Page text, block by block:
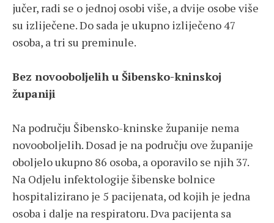
jučer, radi se o jednoj osobi više, a dvije osobe više
su izliječene. Do sada je ukupno izliječeno 47
osoba, a tri su preminule.
Bez novooboljelih u Šibensko-kninskoj
županiji
Na području Šibensko-kninske županije nema
novooboljelih. Dosad je na području ove županije
oboljelo ukupno 86 osoba, a oporavilo se njih 37.
Na Odjelu infektologije šibenske bolnice
hospitalizirano je 5 pacijenata, od kojih je jedna
osoba i dalje na respiratoru. Dva pacijenta sa